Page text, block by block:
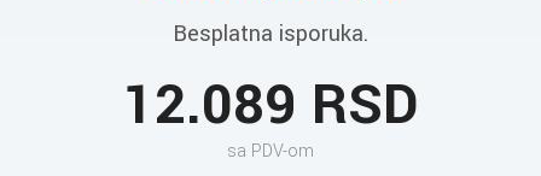
Besplatna isporuka.
12.089 RSD
sa PDV-om